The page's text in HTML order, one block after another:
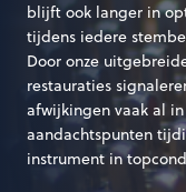
blijft ook langer in
tijdens iedere
Door onze
restauraties
afwijkingen vaak al
aandachtspunten
instrument in